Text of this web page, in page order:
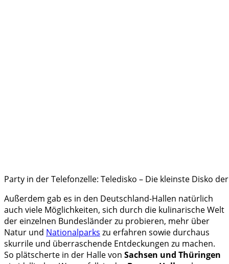
Party in der Telefonzelle: Teledisko – Die kleinste Disko
Außerdem gab es in den Deutschland-Hallen natürlich
auch viele Möglichkeiten, sich durch die kulinarische Welt
der einzelnen Bundesländer zu probieren, mehr über
Natur und Nationalparks zu erfahren sowie durchaus
skurrile und überraschende Entdeckungen zu machen.
So plätscherte in der Halle von Sachsen und Thüringen